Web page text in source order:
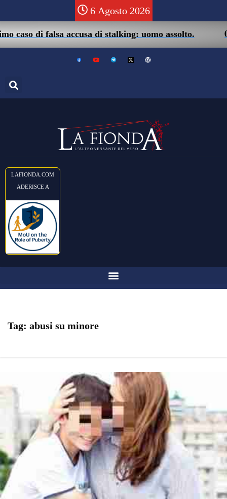
6 Agosto 2026
di falsa accusa di stalking: uomo assolto.
LAFIONDA.COM
ADERISCE A
Tag: abusi su minore